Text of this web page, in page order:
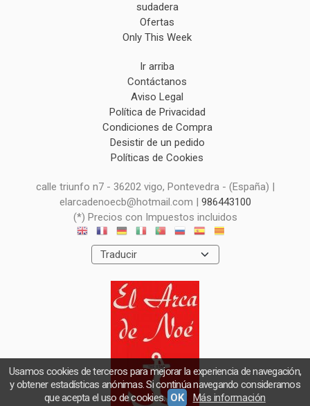
sudadera
Ofertas
Only This Week
Ir arriba
Contáctanos
Aviso Legal
Política de Privacidad
Condiciones de Compra
Desistir de un pedido
Políticas de Cookies
calle triunfo n7 - 36202 vigo, Pontevedra - (España) |
elarcadenoecb@hotmail.com | 986443100
(*) Precios con Impuestos incluidos
Usamos cookies de terceros para mejorar la experiencia de navegación,
y obtener estadísticas anónimas. Si continúa navegando consideramos
que acepta el uso de cookies. OK Más información